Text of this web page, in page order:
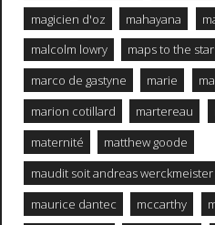
magicien d'oz
mahayana
malcolm lowry
maps to the
marco de gastyne
marie
marion cotillard
martereau
maternité
matthew goode
maudit soit andreas werckmeister
maurice dantec
mccarthy